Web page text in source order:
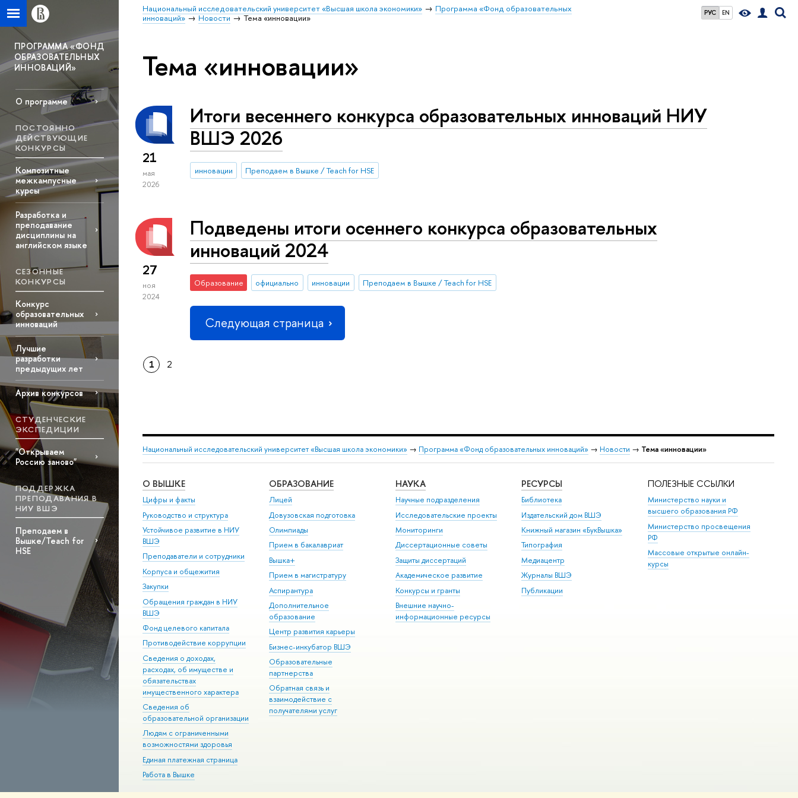
РУС EN
Национальный исследовательский университет «Высшая школа экономики»
Программа «Фонд образовательных
инноваций»
Новости Тема «инновации»
ПРОГРАММА «ФОНД
ОБРАЗОВАТЕЛЬНЫХ
ИННОВАЦИЙ»
О программе
ПОСТОЯННО
ДЕЙСТВУЮЩИЕ
КОНКУРСЫ
Композитные
межкампусные
курсы
Разработка и
преподавание
дисциплины на
английском языке
СЕЗОННЫЕ
КОНКУРСЫ
Конкурс
образовательных
инноваций
Лучшие
разработки
предыдущих лет
Архив конкурсов
СТУДЕНЧЕСКИЕ
ЭКСПЕДИЦИИ
"Открываем
Россию заново"
ПОДДЕРЖКА
ПРЕПОДАВАНИЯ В
НИУ ВШЭ
Преподаем в
Вышке/Teach for
HSE
Тема «инновации»
21
мая
2026
Итоги весеннего конкурса образовательных инноваций НИУ
ВШЭ 2026
инновации Преподаем в Вышке / Teach for HSE
27
ноя
2024
Подведены итоги осеннего конкурса образовательных
инноваций 2024
Образование официально инновации Преподаем в Вышке / Teach for HSE
Следующая страница
1 2
Национальный исследовательский университет «Высшая школа экономики» → Программа «Фонд образовательных инноваций» → Новости → Тема «инновации»
О ВЫШКЕ
Цифры и факты
Руководство и структура
Устойчивое развитие в НИУ
ВШЭ
Преподаватели и сотрудники
Корпуса и общежития
Закупки
Обращения граждан в НИУ
ВШЭ
Фонд целевого капитала
Противодействие коррупции
Сведения о доходах,
расходах, об имуществе и
обязательствах
имущественного характера
Сведения об
образовательной организации
Людям с ограниченными
возможностями здоровья
Единая платежная страница
Работа в Вышке
ОБРАЗОВАНИЕ
Лицей
Довузовская подготовка
Олимпиады
Прием в бакалавриат
Вышка+
Прием в магистратуру
Аспирантура
Дополнительное
образование
Центр развития карьеры
Бизнес-инкубатор ВШЭ
Образовательные
партнерства
Обратная связь и
взаимодействие с
получателями услуг
НАУКА
Научные подразделения
Исследовательские проекты
Мониторинги
Диссертационные советы
Защиты диссертаций
Академическое развитие
Конкурсы и гранты
Внешние научно-
информационные ресурсы
РЕСУРСЫ
Библиотека
Издательский дом ВШЭ
Книжный магазин «БукВышка»
Типография
Медиацентр
Журналы ВШЭ
Публикации
ПОЛЕЗНЫЕ ССЫЛКИ
Министерство науки и
высшего образования РФ
Министерство просвещения
РФ
Массовые открытые онлайн-
курсы